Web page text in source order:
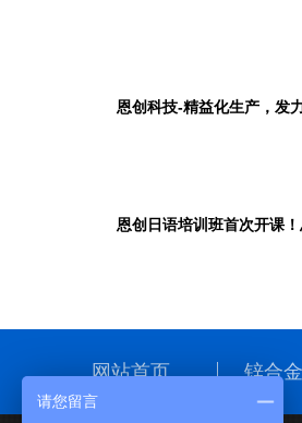
恩创科技-精益化生产，发
恩创日语培训班首次开课
网站首页 锌合
请您留言